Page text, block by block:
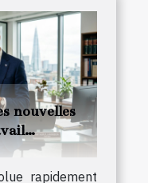
nouvelles
rapidement